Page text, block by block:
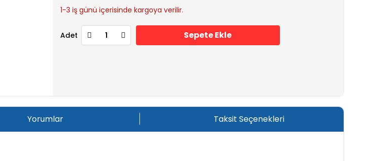
1-3 iş günü içerisinde kargoya verilir.
Adet Sepete Ekle
Yorumlar Taksit Seçenekleri